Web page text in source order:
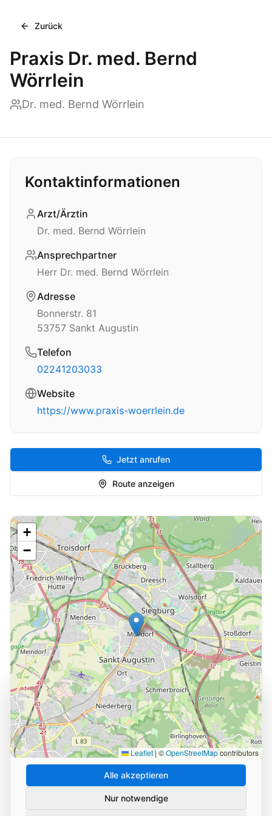
Cookie-Einstellungen
Wir verwenden Cookies und ähnliche Technologien, um
die Nutzung unserer Website zu analysieren und zu
verbessern. Durch Ihre Zustimmung helfen Sie uns,
unseren Service zu optimieren.
Alle akzeptieren
Nur notwendige
Zurück
Praxis Dr. med. Bernd
Wörrlein
Dr. med. Bernd Wörrlein
Kontaktinformationen
Arzt/Ärztin
Dr. med. Bernd Wörrlein
Ansprechpartner
Herr Dr. med. Bernd Wörrlein
Adresse
Bonnerstr. 81
53757 Sankt Augustin
Telefon
02241203033
Website
https://www.praxis-woerrlein.de
Jetzt anrufen
Route anzeigen
+
−
Leaflet | ©OpenStreetMapcontributors